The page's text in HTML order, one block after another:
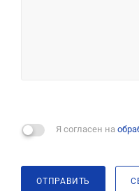
Я согласен на
ОТПРАВИТЬ